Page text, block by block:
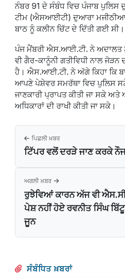
ਨੰਬਰ 91 ਦੇ ਸੰਬੰਧ ਵਿਚ ਪੰਜਾਬ ਪੁਲਿਸ
ਟੀਮ (ਐਸਆਈਟੀ) ਦੁਆਰਾ ਮਜੀਠੀਆ
ਬਾਠ ਨੂੰ ਕਲੀਨ ਚਿੱਟ ਦੇ ਦਿੱਤੀ ਗਈ ਸੀ।
ਪੰਜ ਮੈਂਬਰੀ ਐਸ.ਆਈ.ਟੀ. ਨੇ ਅਦਾਲਤ
ਵੀ ਗੈਰ-ਕਾਨੂੰਨੀ ਗਤੀਵਿਧੀ ਨਾਲ
ਹੈ। ਐਸ.ਆਈ.ਟੀ. ਨੇ ਅੱਗੇ ਕਿਹਾ ਕਿ
ਆਪਣੇ ਪੇਸ਼ੇਵਰ ਸਮਰੱਥਾ ਵਿਚ ਪੁਲਿਸ
ਜਾਣਕਾਰੀ ਪ੍ਰਾਪਤ ਕੀਤੀ ਜਾ ਸਕੇ
ਅਧਿਕਾਰਾਂ ਦੀ ਰਾਖੀ ਕੀਤੀ ਜਾ ਸਕੇ।
ਪਿਛਲੀ ਖ਼ਬਰ
ਟਿੱਪਰ ਵਲੋਂ ਦਰੜੇ ਜਾਣ ਕਰਕੇ
ਅਗਲੀ ਖ਼ਬਰ
ਰੁਝੇਵਿਆਂ ਕਾਰਨ ਅੱਜ ਵੀ
ਪੇਸ਼ ਨਹੀਂ ਹੋਏ ਰਵਨੀਤ ਸਿੰਘ
ਜੂਨ
ਸੰਬੰਧਿਤ ਖ਼ਬਰਾਂ